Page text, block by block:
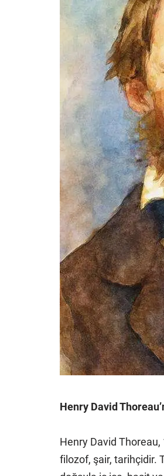
Henry David
Henry David Thoreau,
filozof, şair, tarihçidir.